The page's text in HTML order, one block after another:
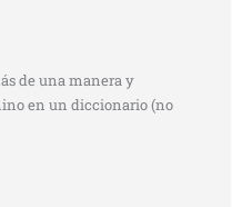
de una manera y
en un diccionario (no